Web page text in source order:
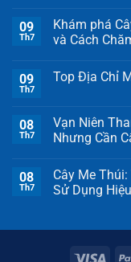
09
Th7
Khám phá
và Cách
09
Th7
Top Địa Chỉ
08
Th7
Vạn Niên
Nhưng Cần
08
Th7
Cây Me
Sử Dụng